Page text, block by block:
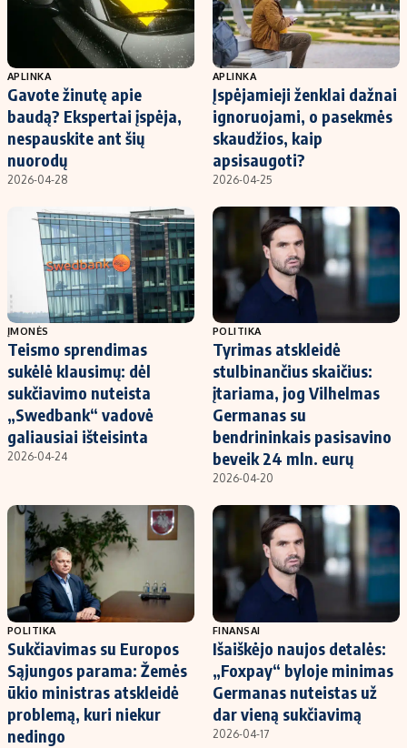
APLINKA
Gavote žinutę apie
baudą? Ekspertai įspėja,
nespauskite ant šių
nuorodų
2026-04-28
APLINKA
Įspėjamieji ženklai dažnai
ignoruojami, o pasekmės
skaudžios, kaip
apsisaugoti?
2026-04-25
ĮMONĖS
Teismo sprendimas
sukėlė klausimų: dėl
sukčiavimo nuteista
„Swedbank“ vadovė
galiausiai išteisinta
2026-04-24
POLITIKA
Tyrimas atskleidė
stulbinančius skaičius:
įtariama, jog Vilhelmas
Germanas su
bendrininkais pasisavino
beveik 24 mln. eurų
2026-04-20
POLITIKA
Sukčiavimas su Europos
Sąjungos parama: Žemės
ūkio ministras atskleidė
problemą, kuri niekur
nedingo
FINANSAI
Išaiškėjo naujos detalės:
„Foxpay“ byloje minimas
Germanas nuteistas už
dar vieną sukčiavimą
2026-04-17